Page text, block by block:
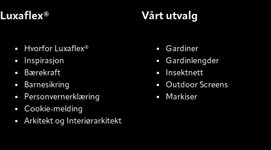
Luxaflex®
Hvorfor Luxaflex®
Inspirasjon
Bærekraft
Barnesikring
Personvernerklæring
Cookie-melding
Arkitekt og Interiørarkitekt
Vårt utvalg
Gardiner
Gardinlengder
Insektnett
Outdoor Screens
Markiser